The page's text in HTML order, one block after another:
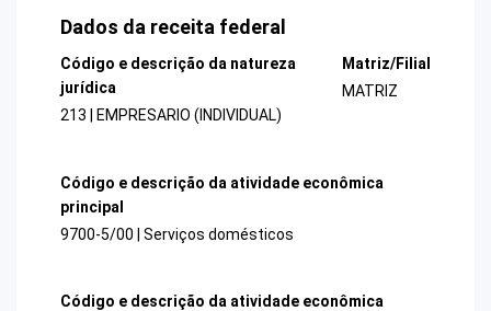
Dados da receita federal
Código e descrição da natureza
jurídica
213 | EMPRESARIO (INDIVIDUAL)
Matriz/Filial
MATRIZ
Código e descrição da atividade econômica
principal
9700-5/00 | Serviços domésticos
Código e descrição da atividade econômica